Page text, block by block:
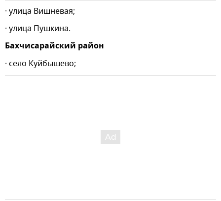
· улица Вишневая;
· улица Пушкина.
Бахчисарайский район
· село Куйбышево;